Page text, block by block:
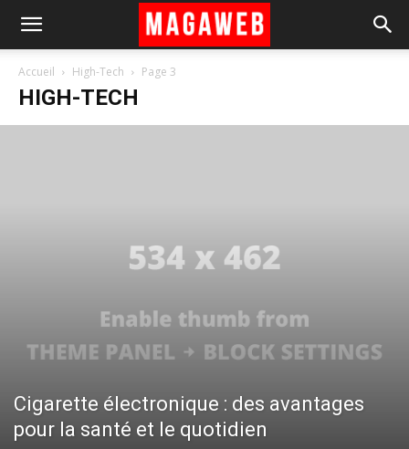
Accueil High-Tech Page 3
HIGH-TECH
Cigarette électronique : des avantages
pour la santé et le quotidien